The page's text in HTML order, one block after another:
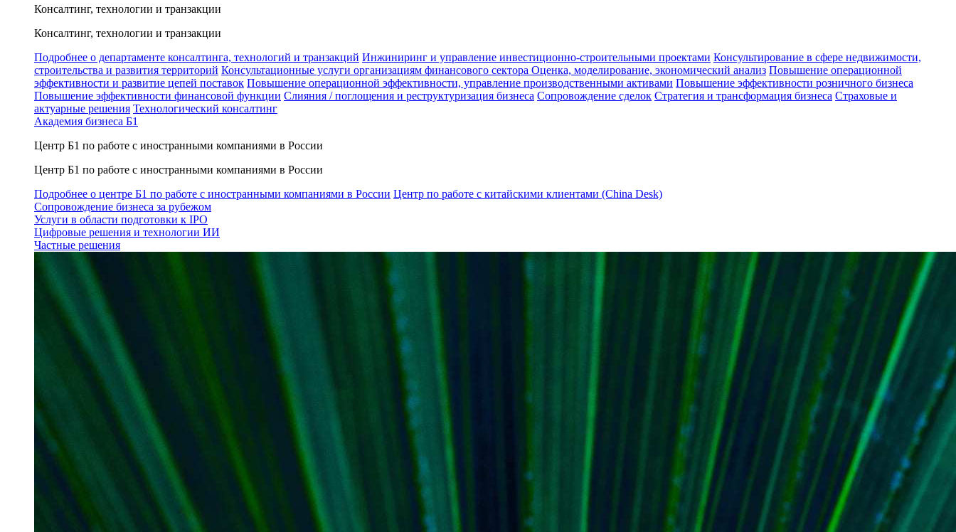
Консалтинг, технологии и транзакции
Консалтинг, технологии и транзакции
Подробнее о департаменте консалтинга, технологий и транзакций Инжиниринг и управление инвестиционно-строительными проектами Консультирование в сфере недвижимости,
строительства и развития территорий Консультационные услуги организациям финансового сектора Оценка, моделирование, экономический анализ Повышение операционной
эффективности и развитие цепей поставок Повышение операционной эффективности, управление производственными активами Повышение эффективности розничного бизнеса
Повышение эффективности финансовой функции Слияния / поглощения и реструктуризация бизнеса Сопровождение сделок Стратегия и трансформация бизнеса Страховые и
актуарные решения Технологический консалтинг
Академия бизнеса Б1
Центр Б1 по работе с иностранными компаниями в России
Центр Б1 по работе с иностранными компаниями в России
Подробнее о центре Б1 по работе с иностранными компаниями в России Центр по работе с китайскими клиентами (China Desk)
Сопровождение бизнеса за рубежом
Услуги в области подготовки к IPO
Цифровые решения и технологии ИИ
Частные решения